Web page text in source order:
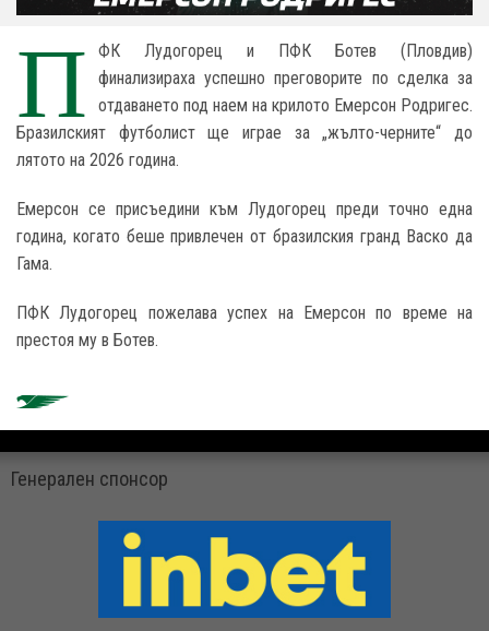
П
ФК Лудогорец и ПФК Ботев (Пловдив)
финализираха успешно преговорите по сделка за
отдаването под наем на крилото Емерсон Родригес.
Бразилският футболист ще играе за „жълто-черните“ до
лятото на 2026 година.
Емерсон се присъедини към Лудогорец преди точно една
година, когато беше привлечен от бразилския гранд Васко да
Гама.
ПФК Лудогорец пожелава успех на Емерсон по време на
престоя му в Ботев.
Генерален спонсор